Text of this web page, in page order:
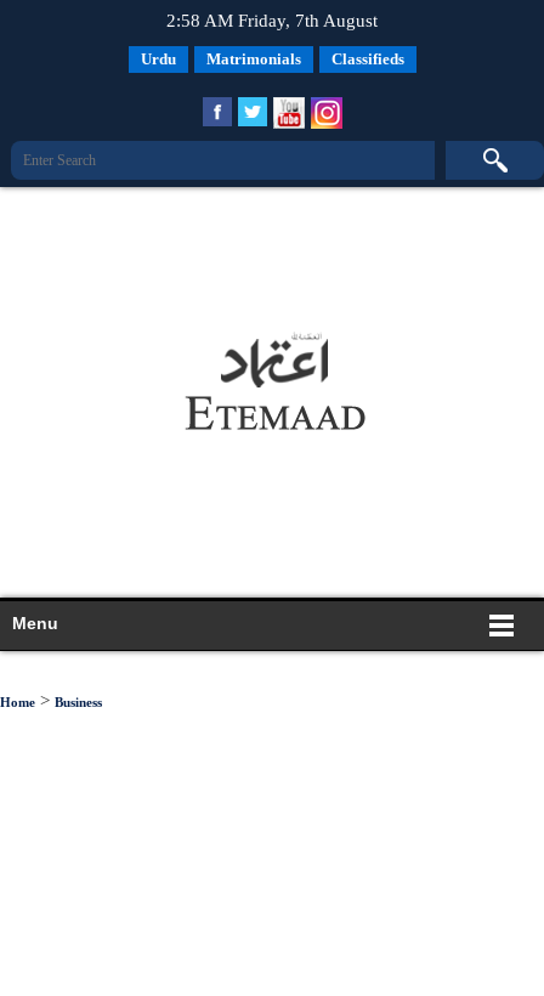
2:58 AM Friday, 7th August
Urdu Matrimonials Classifieds
Menu
Home > Business